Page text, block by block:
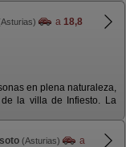
a 18,8
en plena naturaleza,
la villa de Infiesto. La
(Asturias)
a